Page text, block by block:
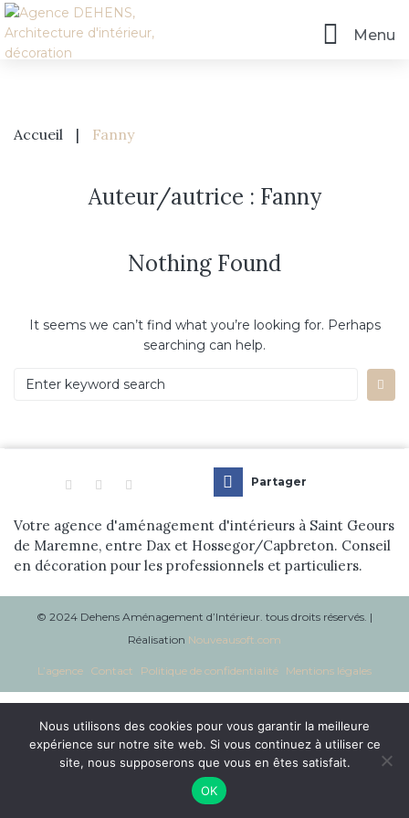
Menu
L’agence
Prestations
Blog
Contact
Accueil | Fanny
Auteur/autrice : Fanny
Nothing Found
It seems we can’t find what you’re looking for. Perhaps
searching can help.
Votre agence d'aménagement d'intérieurs à Saint Geours
de Maremne, entre Dax et Hossegor/Capbreton. Conseil
en décoration pour les professionnels et particuliers.
Partager
© 2024 Dehens Aménagement d’Intérieur. tous droits réservés. |
Réalisation Nouveausoft.com
L’agence Contact Politique de confidentialité Mentions légales
Nous utilisons des cookies pour vous garantir la meilleure
expérience sur notre site web. Si vous continuez à utiliser ce
site, nous supposerons que vous en êtes satisfait.
OK